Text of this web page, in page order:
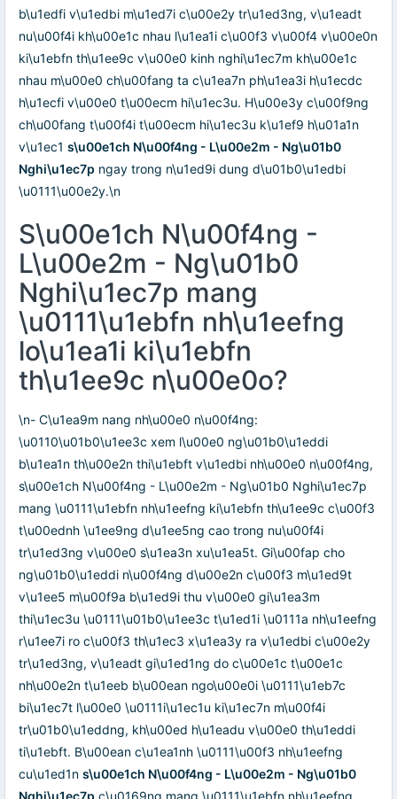
b\u1edfi v\u1edbi m\u1ed7i c\u00e2y tr\u1ed3ng, v\u1eadt
nu\u00f4i kh\u00e1c nhau l\u1ea1i c\u00f3 v\u00f4 v\u00e0n
ki\u1ebfn th\u1ee9c v\u00e0 kinh nghi\u1ec7m kh\u00e1c
nhau m\u00e0 ch\u00fang ta c\u1ea7n ph\u1ea3i h\u1ecdc
h\u1ecfi v\u00e0 t\u00ecm hi\u1ec3u. H\u00e3y c\u00f9ng
ch\u00fang t\u00f4i t\u00ecm hi\u1ec3u k\u1ef9 h\u01a1n
v\u1ec1 s\u00e1ch N\u00f4ng - L\u00e2m - Ng\u01b0
Nghi\u1ec7p ngay trong n\u1ed9i dung d\u01b0\u1edbi
\u0111\u00e2y.\n
S\u00e1ch N\u00f4ng -
L\u00e2m - Ng\u01b0
Nghi\u1ec7p mang
\u0111\u1ebfn nh\u1eefng
lo\u1ea1i ki\u1ebfn
th\u1ee9c n\u00e0o?
\n- C\u1ea9m nang nh\u00e0 n\u00f4ng:
\u0110\u01b0\u1ee3c xem l\u00e0 ng\u01b0\u1eddi
b\u1ea1n th\u00e2n thi\u1ebft v\u1edbi nh\u00e0 n\u00f4ng,
s\u00e1ch N\u00f4ng - L\u00e2m - Ng\u01b0 Nghi\u1ec7p
mang \u0111\u1ebfn nh\u1eefng ki\u1ebfn th\u1ee9c c\u00f3
t\u00ednh \u1ee9ng d\u1ee5ng cao trong nu\u00f4i
tr\u1ed3ng v\u00e0 s\u1ea3n xu\u1ea5t. Gi\u00fap cho
ng\u01b0\u1eddi n\u00f4ng d\u00e2n c\u00f3 m\u1ed9t
v\u1ee5 m\u00f9a b\u1ed9i thu v\u00e0 gi\u1ea3m
thi\u1ec3u \u0111\u01b0\u1ee3c t\u1ed1i \u0111a nh\u1eefng
r\u1ee7i ro c\u00f3 th\u1ec3 x\u1ea3y ra v\u1edbi c\u00e2y
tr\u1ed3ng, v\u1eadt gi\u1ed1ng do c\u00e1c t\u00e1c
nh\u00e2n t\u1eeb b\u00ean ngo\u00e0i \u0111\u1eb7c
bi\u1ec7t l\u00e0 \u0111i\u1ec1u ki\u1ec7n m\u00f4i
tr\u01b0\u1eddng, kh\u00ed h\u1eadu v\u00e0 th\u1eddi
ti\u1ebft. B\u00ean c\u1ea1nh \u0111\u00f3 nh\u1eefng
cu\u1ed1n s\u00e1ch N\u00f4ng - L\u00e2m - Ng\u01b0
Nghi\u1ec7p c\u0169ng mang \u0111\u1ebfn nh\u1eefng